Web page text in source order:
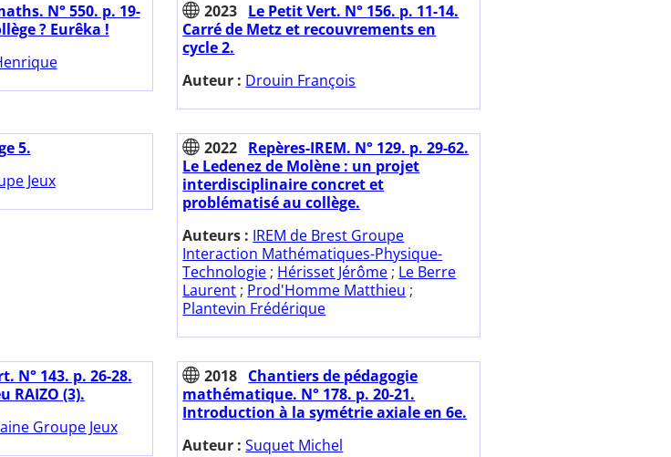
N° 550. p. 19-
? Eurêka !
2023 Le Petit Vert. N° 156. p. 11-14.
Carré de Metz et recouvrements en
cycle 2.
Auteur : Drouin François
5.
Jeux
2022 Repères-IREM. N° 129. p. 29-62.
Le Ledenez de Molène : un projet
interdisciplinaire concret et
problématisé au collège.
Auteurs : IREM de Brest Groupe
Interaction Mathématiques-Physique-
Technologie ; Hérisset Jérôme ; Le Berre
Laurent ; Prod'Homme Matthieu ;
Plantevin Frédérique
N° 143. p. 26-28.
RAIZO (3).
Groupe Jeux
2018 Chantiers de pédagogie
mathématique. N° 178. p. 20-21.
Introduction à la symétrie axiale en 6e.
Auteur :Suquet Michel